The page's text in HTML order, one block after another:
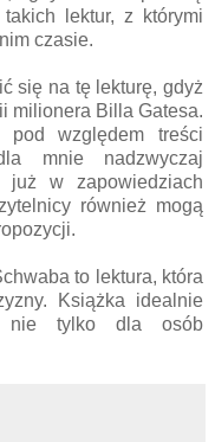
lektur, z którymi
czasie.
się na tę lekturę, gdyż
milionera Billa Gatesa.
pod względem treści
mnie nadzwyczaj
w zapowiedziach
również mogą
to lektura, która
Książka idealnie
nie tylko dla osób